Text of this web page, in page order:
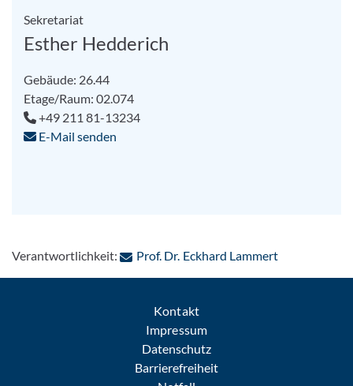
Sekretariat
Esther Hedderich
Gebäude: 26.44
Etage/Raum: 02.074
+49 211 81-13234
E-Mail senden
Verantwortlichkeit: Prof. Dr. Eckhard Lammert: Per E-Mail
Kontakt
Impressum
Datenschutz
Barrierefreiheit